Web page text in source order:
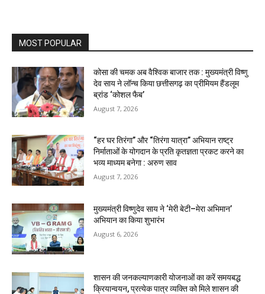
MOST POPULAR
कोसा की चमक अब वैश्विक बाजार तक : मुख्यमंत्री विष्णु
देव साय ने लॉन्च किया छत्तीसगढ़ का प्रीमियम हैंडलूम
ब्रांड ‘कोशल फैब’
August 7, 2026
“हर घर तिरंगा” और “तिरंगा यात्रा” अभियान राष्ट्र
निर्माताओं के योगदान के प्रति कृतज्ञता प्रकट करने का
भव्य माध्यम बनेगा : अरुण साव
August 7, 2026
मुख्यमंत्री विष्णुदेव साय ने ‘मेरी बेटी–मेरा अभिमान’
अभियान का किया शुभारंभ
August 6, 2026
शासन की जनकल्याणकारी योजनाओं का करें समयबद्ध
क्रियान्वयन, प्रत्येक पात्र व्यक्ति को मिले शासन की